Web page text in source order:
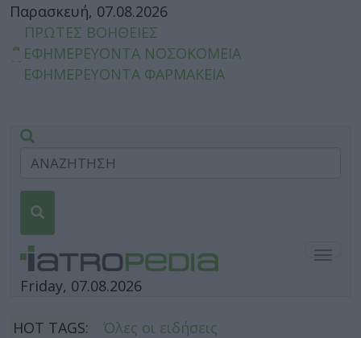
Παρασκευή, 07.08.2026
ΠΡΩΤΕΣ ΒΟΗΘΕΙΕΣ
ΕΦΗΜΕΡΕΥΟΝΤΑ ΝΟΣΟΚΟΜΕΙΑ
ΕΦΗΜΕΡΕΥΟΝΤΑ ΦΑΡΜΑΚΕΙΑ
Friday, 07.08.2026
HOT TAGS:
Όλες οι ειδήσεις